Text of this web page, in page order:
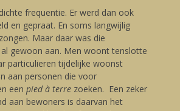
frequentie. Er werd dan ook
en gepraat. En soms langwijlig
Maar daar was die
gewoon aan. Men woont tenslotte
particulieren tijdelijke woonst
aan personen die voor
een pied à terre zoeken. Een zeker
aan bewoners is daarvan het